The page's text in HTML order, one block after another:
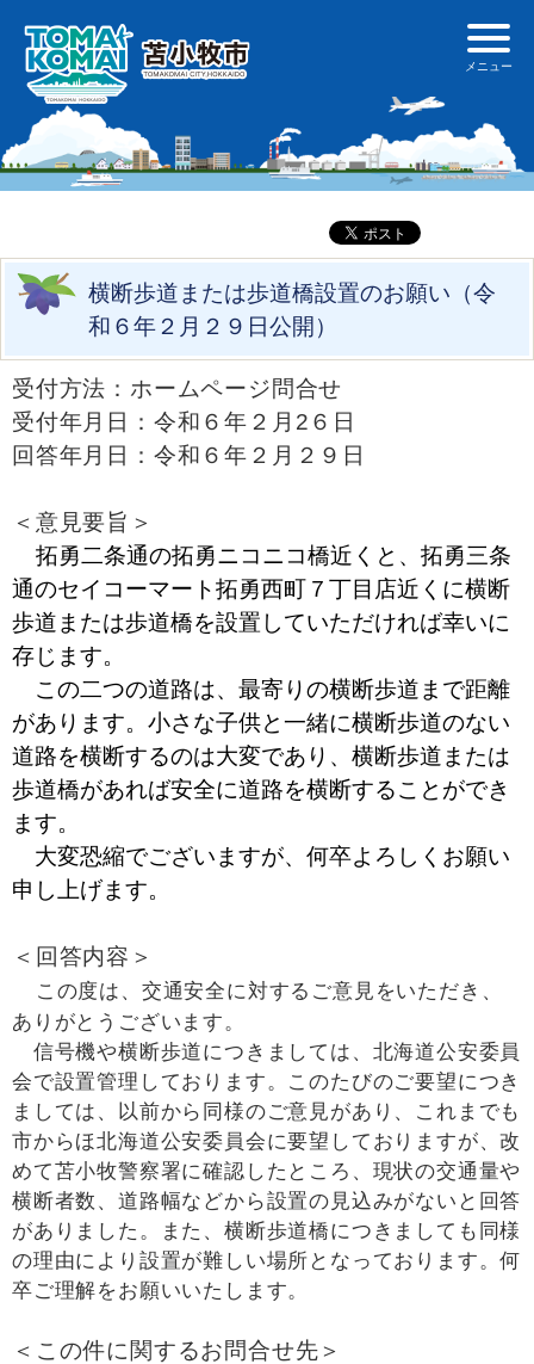
横断歩道または歩道橋設置のお願い（令
和６年２月２９日公開）
受付方法：ホームページ問合せ
受付年月日：令和６年２月2６日
回答年月日：令和６年２月２９日
＜意見要旨＞
拓勇二条通の拓勇ニコニコ橋近くと、拓勇三条
通のセイコーマート拓勇西町７丁目店近くに横断
歩道または歩道橋を設置していただければ幸いに
存じます。
この二つの道路は、最寄りの横断歩道まで距離
があります。小さな子供と一緒に横断歩道のない
道路を横断するのは大変であり、横断歩道または
歩道橋があれば安全に道路を横断することができ
ます。
大変恐縮でございますが、何卒よろしくお願い
申し上げます。
＜回答内容＞
この度は、交通安全に対するご意見をいただき、
ありがとうございます。
信号機や横断歩道につきましては、北海道公安委員
会で設置管理しております。このたびのご要望につき
ましては、以前から同様のご意見があり、これまでも
市からほ北海道公安委員会に要望しておりますが、改
めて苫小牧警察署に確認したところ、現状の交通量や
横断者数、道路幅などから設置の見込みがないと回答
がありました。また、横断歩道橋につきましても同様
の理由により設置が難しい場所となっております。何
卒ご理解をお願いいたします。
＜この件に関するお問合せ先＞